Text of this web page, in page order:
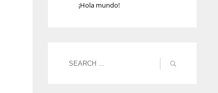
¡Hola mundo!